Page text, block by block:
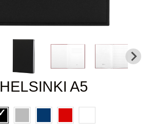
HELSINKI A5